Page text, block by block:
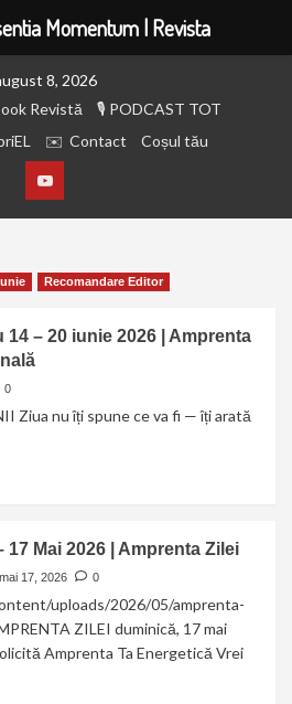
8, 2026
Revistă
PODCAST TOT
Contact Coșul tău
Recomandare Editor
14 – 20 iunie 2026 | Amprenta
0
Ziua nu îți spune ce va fi — îți arată
17 Mai 2026 | Amprenta Zilei
mai 17, 2026 0
uploads/2026/05/amprenta-
ZILEI duminică, 17 mai
Amprenta Ta Energetică Vrei
Momentum | Revista